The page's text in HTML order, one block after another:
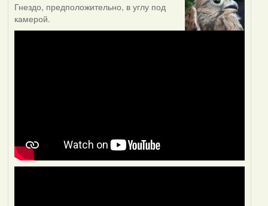
Гнездо, предположительно, в углу под
камерой.